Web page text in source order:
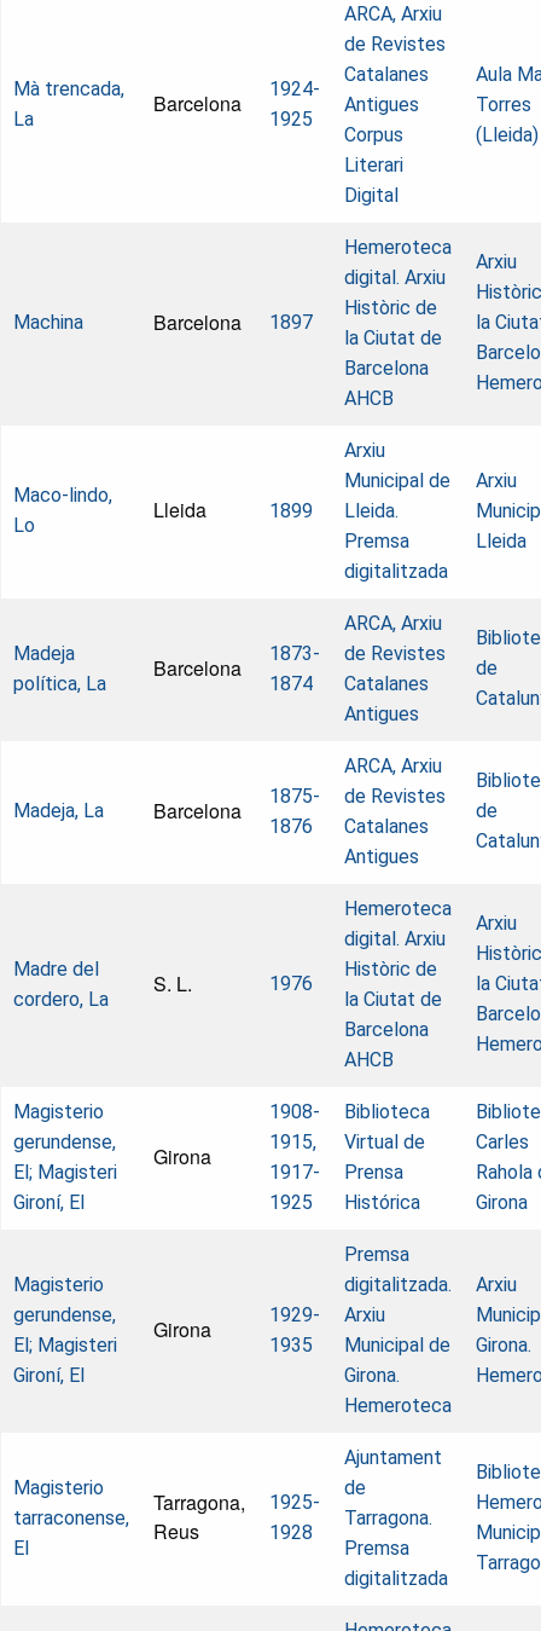
Mà trencada,
La
Barcelona
1924-
1925
ARCA, Arxiu
de Revistes
Catalanes
Antigues
Corpus
Literari
Digital
Aula
Torres
(Lleida)
Machina Barcelona 1897
Hemeroteca
digital. Arxiu
Històric de
la Ciutat de
Barcelona
AHCB
Arxiu
la
Maco-lindo,
Lo
Lleida 1899
Arxiu
Municipal de
Lleida.
Premsa
digitalitzada
Arxiu
Lleida
Madeja
política, La
Barcelona
1873-
1874
ARCA, Arxiu
de Revistes
Catalanes
Antigues
de
Madeja, La Barcelona
1875-
1876
ARCA, Arxiu
de Revistes
Catalanes
Antigues
de
Madre del
cordero, La
S. L. 1976
Hemeroteca
digital. Arxiu
Històric de
la Ciutat de
Barcelona
AHCB
Arxiu
la
Magisterio
gerundense,
El; Magisteri
Gironí, El
Girona
1908-
1915,
1917-
1925
Biblioteca
Virtual de
Prensa
Histórica
Carles
Rahola
Girona
Magisterio
gerundense,
El; Magisteri
Gironí, El
Girona
1929-
1935
Premsa
digitalitzada.
Arxiu
Municipal de
Girona.
Hemeroteca
Arxiu
Girona.
Magisterio
tarraconense,
El
Tarragona,
Reus
1925-
1928
Ajuntament
de
Tarragona.
Premsa
digitalitzada